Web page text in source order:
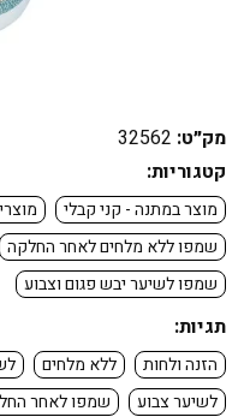
מק״ט: 32562
קטגוריות:
מוצר במתנה - קני קבלי
שמפו ללא מלחים לאחר החלקה
שמפו לשיער יבש פגום וצבוע
תגיות:
הזנה ולחות ללא מלחים
לשיער צבוע
שמפו לאחר